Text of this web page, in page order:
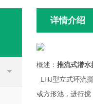
详情介绍
概述： 推流式潜水
LHJ型立式环流
或方形池，进行搅